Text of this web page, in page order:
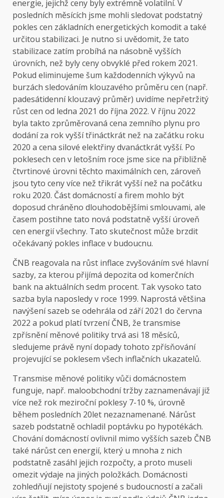
energie, jejichž ceny byly extrémně volatilní. V
posledních měsících jsme mohli sledovat podstatný
pokles cen základních energetických komodit a také
určitou stabilizaci. Je nutno si uvědomit, že tato
stabilizace zatím probíhá na násobně vyšších
úrovních, než byly ceny obvyklé před rokem 2021.
Pokud eliminujeme šum každodenních výkyvů na
burzách sledováním klouzavého průměru cen (např.
padesátidenní klouzavý průměr) uvidíme nepřetržitý
růst cen od ledna 2021 do října 2022. V říjnu 2022
byla takto zprůměrovaná cena zemního plynu pro
dodání za rok vyšší třináctkrát než na začátku roku
2020 a cena silové elektřiny dvanáctkrát vyšší. Po
poklesech cen v letošním roce jsme sice na přibližně
čtvrtinové úrovni těchto maximálních cen, zároveň
jsou tyto ceny více než třikrát vyšší než na počátku
roku 2020. Část domácností a firem mohlo být
doposud chráněno dlouhodobějšími smlouvami, ale
časem postihne tato nová podstatně vyšší úroveň
cen energií všechny. Tato skutečnost může brzdit
očekávaný pokles inflace v budoucnu.
ČNB reagovala na růst inflace zvyšováním své hlavní
sazby, za kterou přijímá depozita od komerčních
bank na aktuálních sedm procent. Tak vysoko tato
sazba byla naposledy v roce 1999. Naprostá většina
navýšení sazeb se odehrála od září 2021 do června
2022 a pokud platí tvrzení ČNB, že transmise
zpřísnění měnové politiky trvá asi 18 měsíců,
sledujeme právě nyní dopady tohoto zpřísňování
projevující se poklesem všech inflačních ukazatelů.
Transmise měnové politiky vůči domácnostem
funguje, např. maloobchodní tržby zaznamenávají již
více než rok meziroční poklesy 7-10 %, úrovně
během posledních 20let nezaznamenané. Nárůst
sazeb podstatně ochladil poptávku po hypotékách.
Chování domácností ovlivnil mimo vyšších sazeb ČNB
také nárůst cen energií, který u mnoha z nich
podstatně zasáhl jejich rozpočty, a proto museli
omezit výdaje na jiných položkách. Domácnosti
zohledňují nejistoty spojené s budoucností a začali